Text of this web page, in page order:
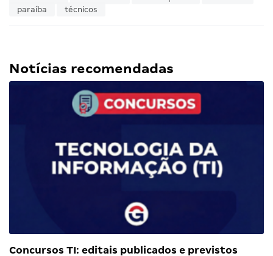
paraíba
técnicos
Notícias recomendadas
Concursos TI: editais publicados e previstos